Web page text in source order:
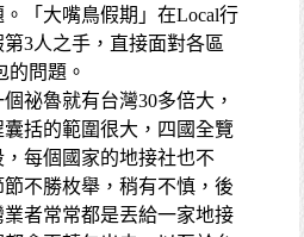
「大嘴鳥假期」在Local行
3人之手，直接面對各區
的問題。
祕魯就有台灣30多倍大，
括的範圍很大，四國全覽
每個國家的地接社也不
不勝枚舉，稍有不慎，後
者常常都是丟給一家地接